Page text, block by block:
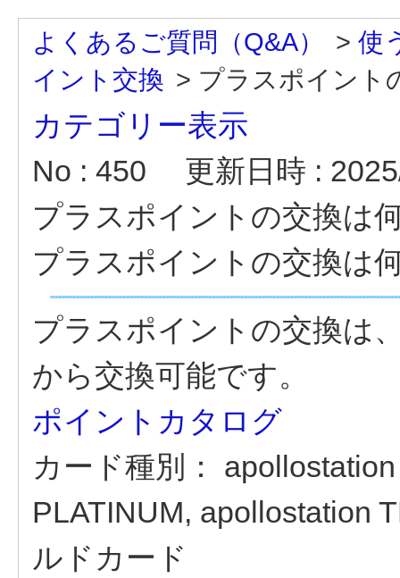
よくあるご質問（Q&A） > 使
イント交換 > プラスポイント
カテゴリー表示
No : 450
更新日時 :
プラスポイントの交換は
プラスポイントの交換は
プラスポイントの交換は
から交換可能です。
ポイントカタログ
カード種別：
PLATINUM, apollostation
ルドカード